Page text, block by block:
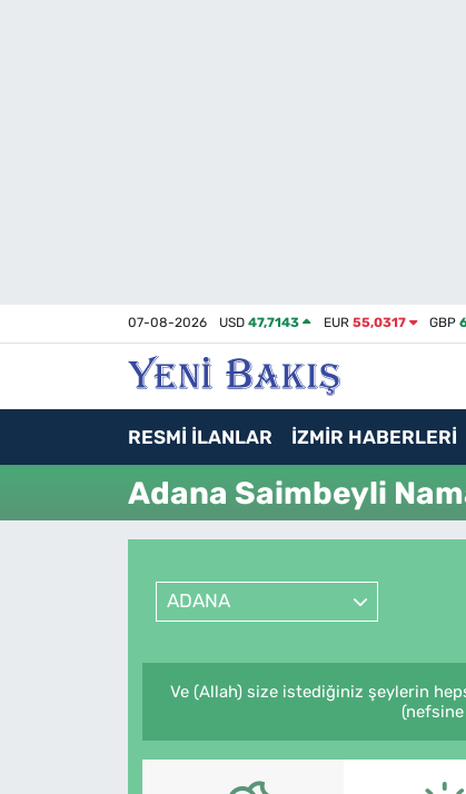
07-08-2026 USD47,7143 EUR 55,0317 GBP
RESMİ İLANLAR İZMİR HABERLERİ
Adana Saimbeyli
ADANA
Ve (Allah) size istediğiniz şeylerin
Asayiş / Polis-Adliye
Magazin
Foto Galeri